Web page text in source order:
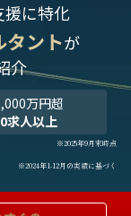
援に特化
ントが
介
万円超
求人以上
※2025年9月末時点
※2024年1-12月の実績に基づく